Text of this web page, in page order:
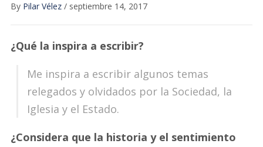
By Pilar Vélez/ septiembre 14, 2017
¿Qué la inspira a escribir?
Me inspira a escribir algunos temas
relegados y olvidados por la Sociedad, la
Iglesia y el Estado.
¿Considera que la historia y el sentimiento